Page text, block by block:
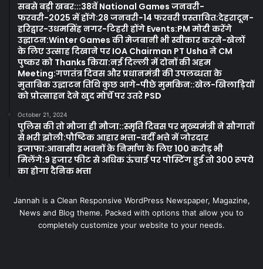
सबसे बड़ी खबर:::38वें National Games जनवरी-
फरवरी-2025 में होंगे:28 जनवरी-14 फरवरी प्रस्तावित:देहरादून-
हरिद्वार-उधमसिंह नगर-टिहरी होंगे Events:PM मोदी करेंगे
उद्घाटन:Winter Games की मेजबानी भी स्वीकार करने-खेलों
के लिए उत्साह दिखाने पर IOA Chairman PT Usha ने CM
पुष्कर को Thanks किया:नई दिल्ली में दोनों की अहम
Meeting:गणतंत्र दिवस और प्रधानमंत्री की उपलब्धता के
मुताबिक उद्घाटन तिथि कुछ आगे-पीछे मुमकिन::खेल-खिलाड़ियों
को प्रोत्साहन देने खुद मोर्चे पर उतरे PSD
October 21, 2024
पुलिस की तो मौजा ही मौजा::स्मृति दिवस पर मुख्यमंत्री ने सौगातों
से भरी झोली:पौष्टिक आहार भत्ता-वर्दी भत्ते में जोरदार
इजाफा:आवासीय भवनों के निर्माण के लिए 100 करोड़ भी
मिलेंगे:9 हजार फीट से अधिक ऊंचाई पर पोस्टिंग हुई तो 300 रूपये
का होगा दैनिक भत्ता
Jannah is a Clean Responsive WordPress Newspaper, Magazine,
News and Blog theme. Packed with options that allow you to
completely customize your website to your needs.